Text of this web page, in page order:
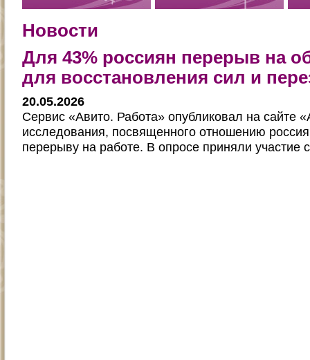
Новости
Для 43% россиян перерыв на
для восстановления сил и
20.05.2026
Сервис «Авито. Работа» опубликовал на сайте
исследования, посвященного отношению
перерыву на работе. В опросе приняли участие